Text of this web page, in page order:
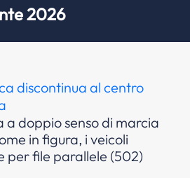
2026
discontinua al centro
a doppio senso di marcia
in figura, i veicoli
per file parallele (502)